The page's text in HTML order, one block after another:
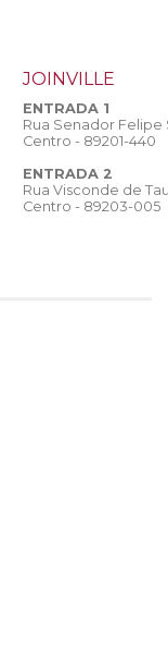
JOINVILLE
ENTRADA 1
Rua Senador
Centro - 89201-440
ENTRADA 2
Rua Visconde de
Centro - 89203-005